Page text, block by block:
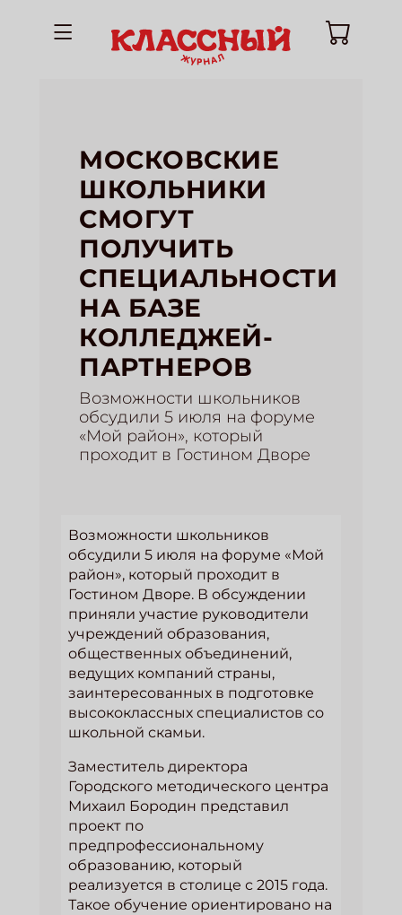
МОСКОВСКИЕ
ШКОЛЬНИКИ
СМОГУТ
ПОЛУЧИТЬ
СПЕЦИАЛЬНОСТИ
НА БАЗЕ
КОЛЛЕДЖЕЙ-
ПАРТНЕРОВ
Возможности школьников
обсудили 5 июля на форуме
«Мой район», который
проходит в Гостином Дворе
Возможности школьников
обсудили 5 июля на форуме «Мой
район», который проходит в
Гостином Дворе. В обсуждении
приняли участие руководители
учреждений образования,
общественных объединений,
ведущих компаний страны,
заинтересованных в подготовке
высококлассных специалистов со
школьной скамьи.
Заместитель директора
Городского методического центра
Михаил Бородин представил
проект по
предпрофессиональному
образованию, который
реализуется в столице с 2015 года.
Такое обучение ориентировано на